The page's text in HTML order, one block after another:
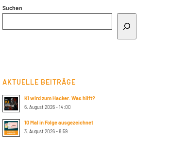
Suchen
AKTUELLE BEITRÄGE
KI wird zum Hacker. Was hilft?
6. August 2026 - 14:00
10 Mal in Folge ausgezeichnet
3. August 2026 - 8:59